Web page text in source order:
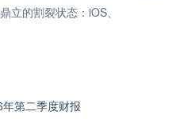
立的割裂状态：iOS、
第二季度财报